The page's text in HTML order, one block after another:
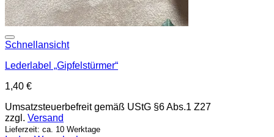
Schnellansicht
Lederlabel „Gipfelstürmer“
1,40 €
Umsatzsteuerbefreit gemäß UStG §6 Abs.1 Z27
zzgl. Versand
Lieferzeit: ca. 10 Werktage